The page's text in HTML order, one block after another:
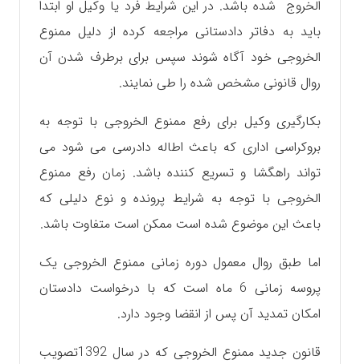
الخروج شده باشد. در این شرایط فرد یا وکیل او ابتدا
باید به دفاتر دادستانی مراجعه کرده از دلیل ممنوع
الخروجی خود آگاه شوند سپس برای برطرف شدن آن
روال قانونی مشخص شده را طی نمایند.
بکارگیری وکیل برای رفع ممنوع الخروجی با توجه به
بروکراسی اداری که باعث اطاله دادرسی می شود می
تواند راهگشا و تسریع کننده باشد. زمان رفع ممنوع
الخروجی با توجه به شرایط پرونده و نوع دلیلی که
باعث این موضوع شده است ممکن است متفاوت باشد.
اما طبق روال معمول دوره زمانی ممنوع الخروجی یک
پروسه زمانی 6 ماه است که با درخواست دادستان
امکان تمدید آن پس از انقضا وجود دارد.
قانون جدید ممنوع الخروجی که در سال 1392تصویب